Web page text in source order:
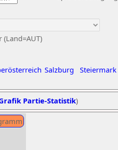
Salzburg Steiermark
Partie-Statistik)